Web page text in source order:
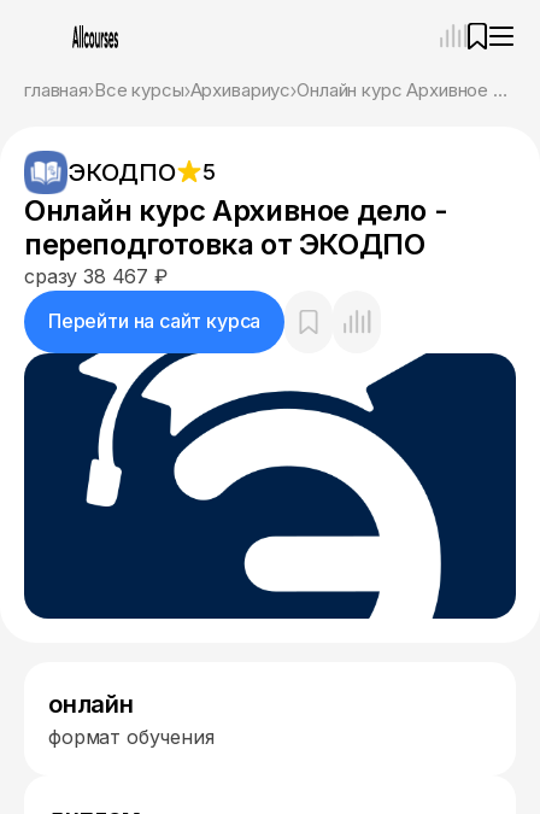
главная Все курсы Архивариус Онлайн курс Архивное дело - переподготовка от ЭКОДПО
ЭКОДПО 5
Онлайн курс Архивное дело -
переподготовка от ЭКОДПО
сразу 38 467 ₽
Перейти на сайт курса
онлайн
формат обучения
Привет! Я Ваш карьерный навигатор. Подберу
курсы, которые соответствует именно вашим
целям.
Пожалуйста, ответьте на несколько вопросов,
чтобы начать.
Приступим?